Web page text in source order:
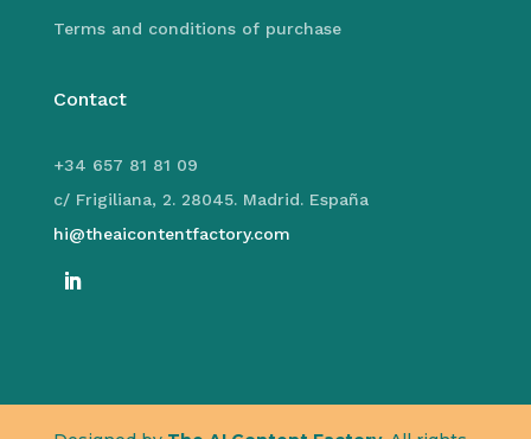
Terms and conditions of purchase
Contact
+34 657 81 81 09
c/ Frigiliana, 2. 28045. Madrid. España
hi@theaicontentfactory.com